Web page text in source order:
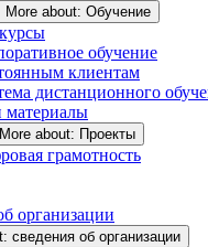
More about: Обучение
обучение
клиентам
дистанционного
материалы
More about: Проекты
грамотность
организации
сведения об организации